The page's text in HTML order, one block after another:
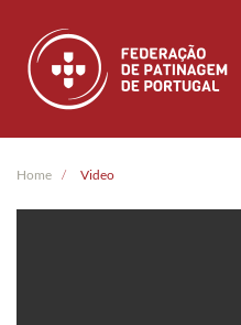
Skip to main content
Home Video